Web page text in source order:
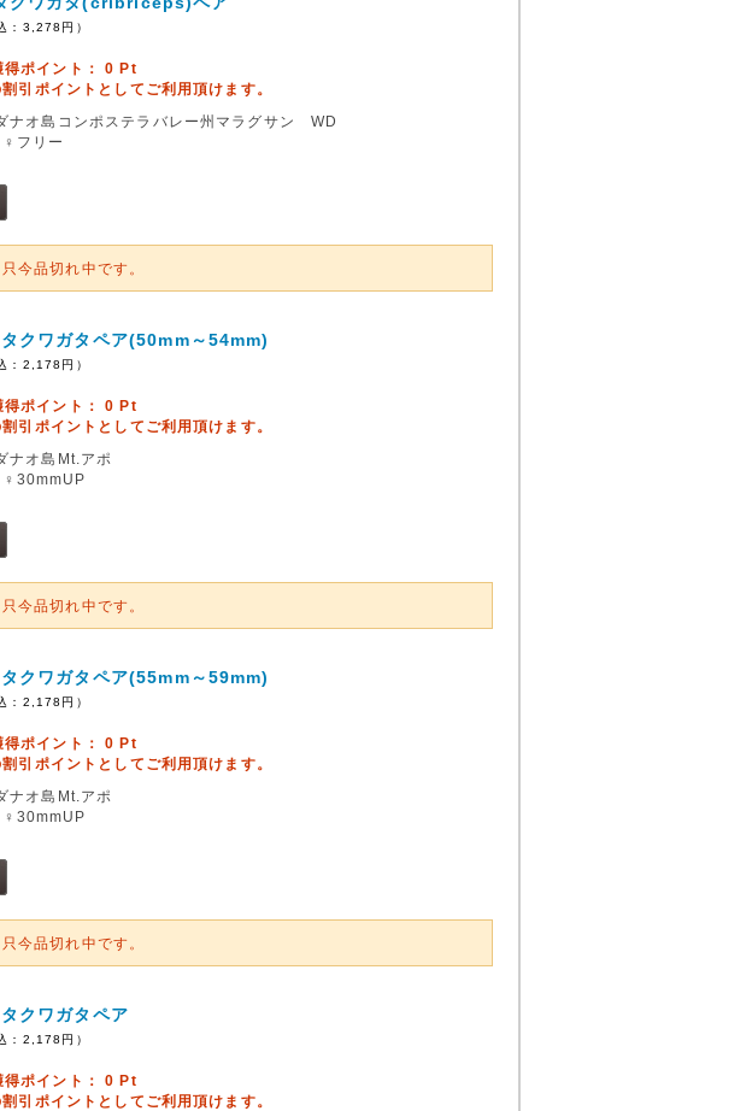
： 3,278 円）
得ポイント：0 Pt
引ポイントとしてご利用頂けます。
オ島コンポステラバレー州マラグサン WD
フリー
只今品切れ中です。
タクワガタペア(50mm～54mm)
： 2,178 円）
得ポイント：0 Pt
引ポイントとしてご利用頂けます。
オ島Mt.アポ
只今品切れ中です。
タクワガタペア(55mm～59mm)
： 2,178 円）
得ポイント：0 Pt
引ポイントとしてご利用頂けます。
オ島Mt.アポ
只今品切れ中です。
クワガタペア
： 2,178 円）
得ポイント：0 Pt
引ポイントとしてご利用頂けます。